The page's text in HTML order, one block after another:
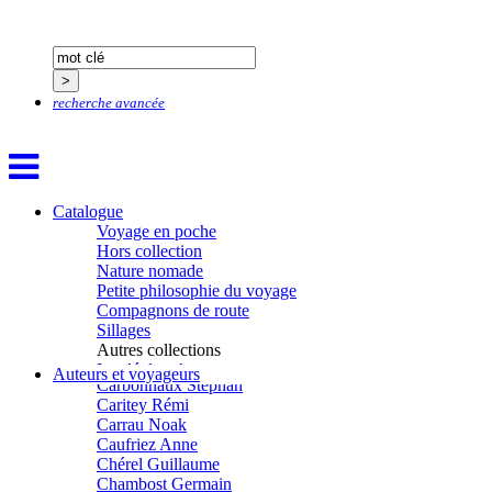
recherche avancée
Catalogue
Voyage en poche
Hors collection
Nature nomade
Petite philosophie du voyage
Compagnons de route
Sillages
Autres collections
La clé des champs
Chemins d’étoiles
Visions
Auteurs et voyageurs
Boillot Henri
Bonnem Éric
Bougault Laurence
Brossier Éric
Buchy Franck
Buffon Bertrand
Buiron Daphné
Busquet Gérard
Cagnat René
Calonne Marc-Antoine
Calvez Tangi
Cann Typhaine
Carbonnaux Stéphan
Caritey Rémi
Carrau Noak
Caufriez Anne
Chérel Guillaume
Chambost Germain